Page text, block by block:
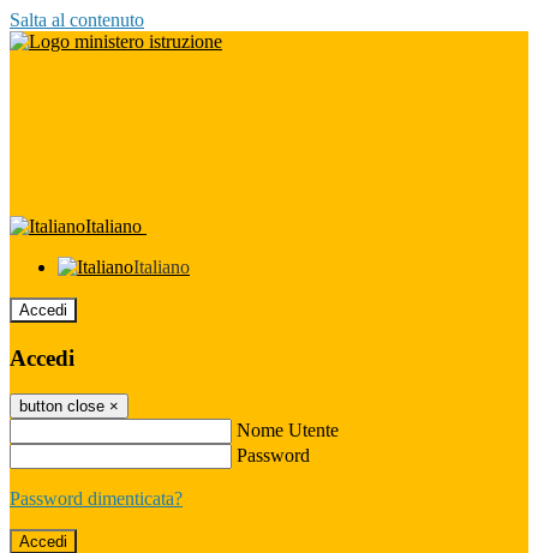
Salta al contenuto
Italiano
Italiano
Accedi
Accedi
button close ×
Nome Utente
Password
Password dimenticata?